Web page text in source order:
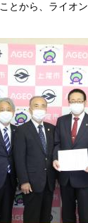
から、ライオ